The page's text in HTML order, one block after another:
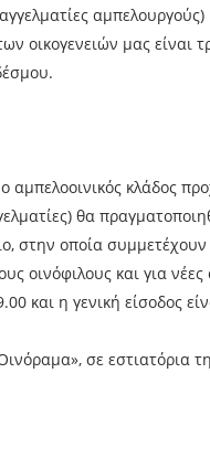
οικογενειών μας
κλάδος
θα
στην οποία
οινόφιλους και για
και η γενική είσοδος
σε εστιατόρια